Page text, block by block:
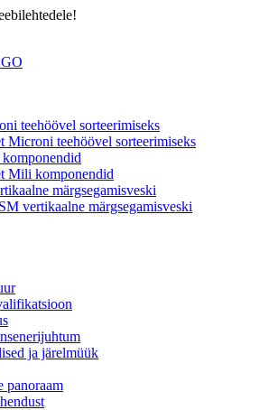
teehöövel sorteerimiseks
Microni teehöövel sorteerimiseks
Mili komponendid
märgsegamisveski
vertikaalne märgsegamisveski
ja järelmüük
panoraam